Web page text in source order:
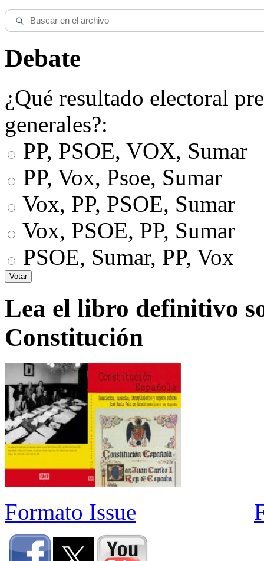
Debate
¿Qué resultado electoral
generales?:
PP, PSOE, VOX, Sumar
PP, Vox, Psoe, Sumar
Vox, PP, PSOE, Sumar
Vox, PSOE, PP, Sumar
PSOE, Sumar, PP, Vox
Lea el libro definitivo
Constitución
Formato Issue